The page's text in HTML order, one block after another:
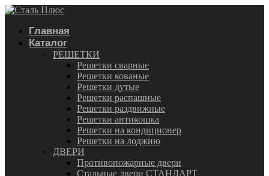
Главная
Каталог
РЕШЕТКИ
Решетки сварные
Решетки кованые
Решетки дутые
Решетки распашные
Решетки раздвижные
Решетки антикошка
Решетки на кондиционер
Решетки на лоджию
ДВЕРИ
Противопожарные двери
Стальные двери СТАНДАРТ